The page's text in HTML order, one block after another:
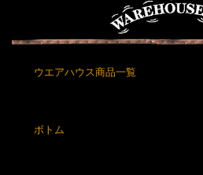
ウエアハウス商品一覧
ボトム